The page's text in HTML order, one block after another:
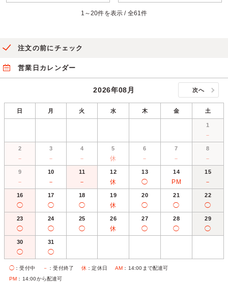
1～20件を表示 / 全61件
注文の前にチェック
営業日カレンダー
2026年08月 次へ
日 月 火 水 木 金 土
1
－
2
－
3
－
4
－
5
休
6
－
7
－
8
－
9
－
10
－
11
－
12
休
13
◯
14
PM
15
－
16
◯
17
◯
18
◯
19
休
20
◯
21
◯
22
◯
23
◯
24
◯
25
◯
26
休
27
◯
28
◯
29
◯
30
◯
31
◯
◯ ：受付中 － ：受付終了 休 ：定休日 AM ：14:00まで配達可
PM ：14:00から配達可